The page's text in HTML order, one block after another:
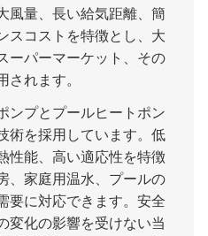
風量、長い給気距離、簡
スコストを特徴とし、大
ーパーマーケット、その
されます。
ンプとプールヒートポン
術を採用しています。低
性能、高い適応性を特徴
、家庭用温水、プールの
要に対応できます。安全
変化の影響を受けない当